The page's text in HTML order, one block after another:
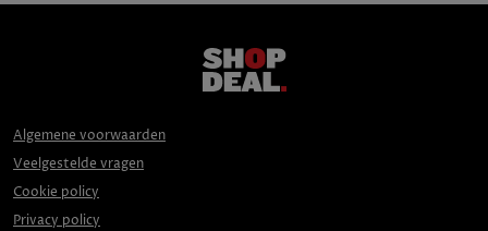
Algemene voorwaarden
Veelgestelde vragen
Cookie policy
Privacy policy